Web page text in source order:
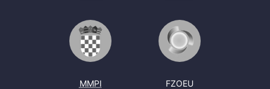
MMPI FZOEU